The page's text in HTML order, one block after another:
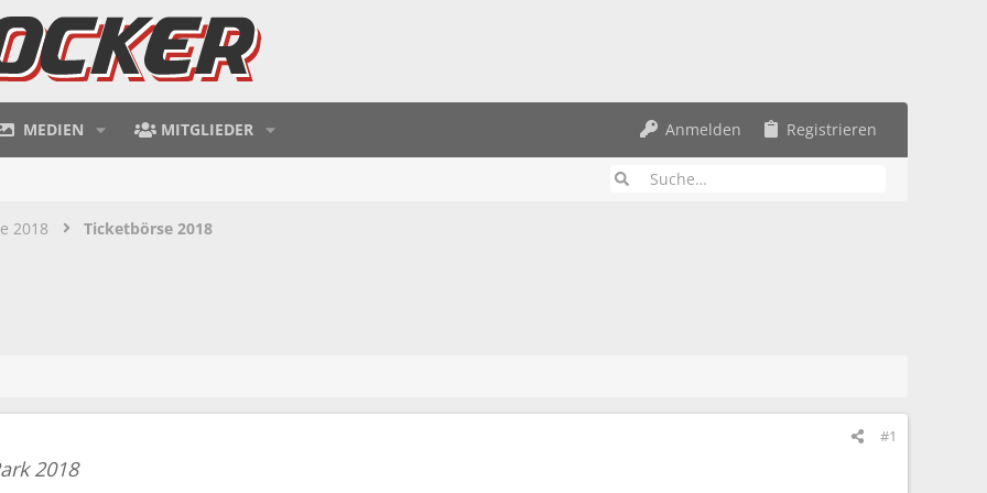
MEDIEN MITGLIEDER Anmelden Registrieren
2018 Ticketbörse 2018
#1
2018